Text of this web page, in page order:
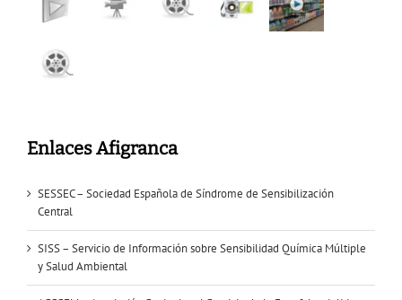
Enlaces Afigranca
SESSEC – Sociedad Española de Síndrome de Sensibilización
Central
SISS – Servicio de Información sobre Sensibilidad Química Múltiple
y Salud Ambiental